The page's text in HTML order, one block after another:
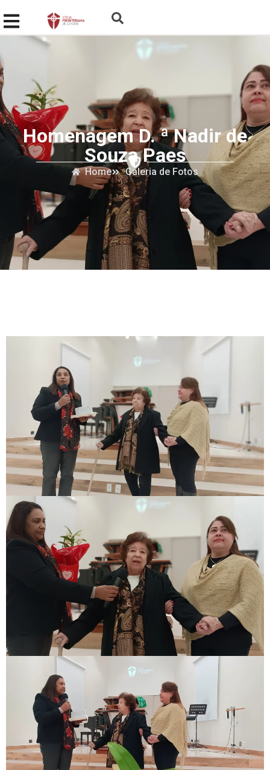
Homenagem D. ª Nadir de
Souza Paes
Home Galeria de Fotos